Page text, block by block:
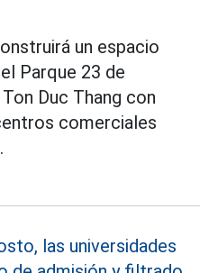
un espacio
Parque 23 de
Duc Thang con
comerciales